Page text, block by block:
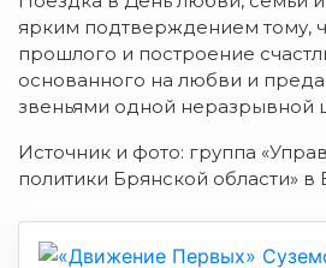
ярким подтверждением тому,
прошлого и построение
основанного на любви и
звеньями одной неразрывной
Источник и фото: группа
политики Брянской области» в